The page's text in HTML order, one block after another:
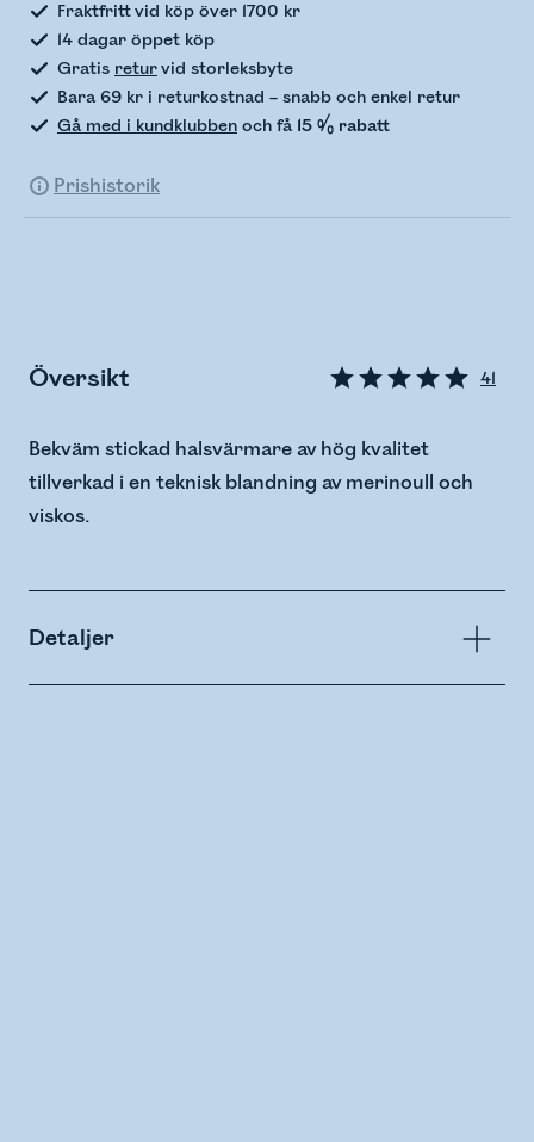
Fraktfritt vid köp över 1700 kr
14 dagar öppet köp
Gratis returvid storleksbyte
Bara 69 kr i returkostnad – snabb och enkel retur
Gå med i kundklubben och få 15 % rabatt
Prishistorik
Översikt 41
Bekväm stickad halsvärmare av hög kvalitet
tillverkad i en teknisk blandning av merinoull och
viskos.
Detaljer